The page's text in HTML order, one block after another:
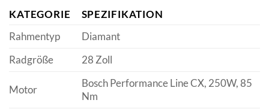
KATEGORIE
SPEZIFIKATION
Rahmentyp
Diamant
Radgröße
28 Zoll
Motor
Bosch Performance Line CX, 250W, 85
Nm